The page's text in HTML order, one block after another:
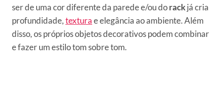
ser de uma cor diferente da parede e/ou dorackjá cria
profundidade,texturae elegância ao ambiente. Além
disso, os próprios objetos decorativos podem combinar
e fazer um estilo tom sobre tom.